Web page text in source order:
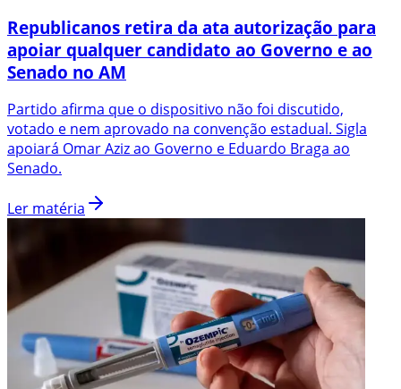
Republicanos retira da ata autorização para
apoiar qualquer candidato ao Governo e ao
Senado no AM
Partido afirma que o dispositivo não foi discutido,
votado e nem aprovado na convenção estadual. Sigla
apoiará Omar Aziz ao Governo e Eduardo Braga ao
Senado.
Ler matéria